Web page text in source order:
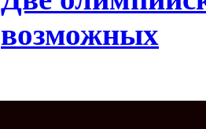
возможных